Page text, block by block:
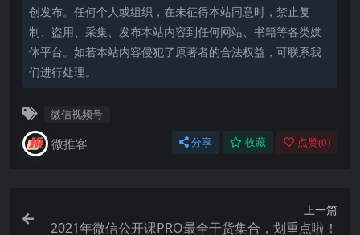
创发布。任何个人或组织，在未征得本站同意时，禁止复
制、盗用、采集、发布本站内容到任何网站、书籍等各类媒
体平台。如若本站内容侵犯了原著者的合法权益，可联系我
们进行处理。
微信视频号
微推客 分享 收藏 点赞(0)
上一篇
2021年微信公开课PRO最全干货集合，划重点啦！